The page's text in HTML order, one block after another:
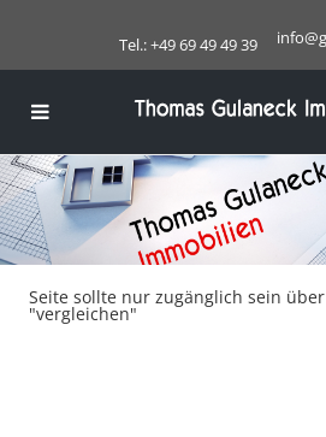
Tel.: +49 69 49 49 39
Seite sollte nur zugänglich sein
"vergleichen"